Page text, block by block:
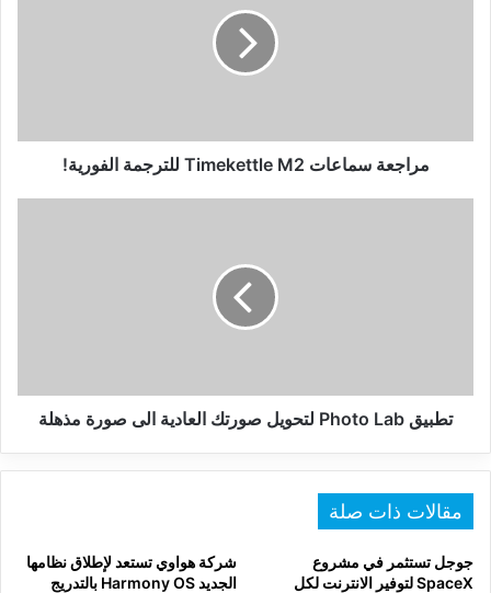
مراجعة سماعات Timekettle M2 للترجمة الفورية!
مذهلة
تطبيق Photo Lab لتحويل صورتك العادية الى صورة مذهلة
مقالات ذات صلة
جوجل تستثمر في مشروع
SpaceX لتوفير الانترنت لكل
شركة هواوي تستعد لإطلاق نظامها
الجديد Harmony OS بالتدريج